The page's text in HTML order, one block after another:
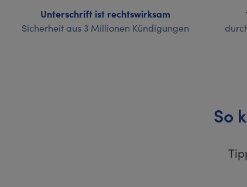
Unterschrift ist rechtswirksam
Sicherheit aus 3 Millionen Kündigungen
So